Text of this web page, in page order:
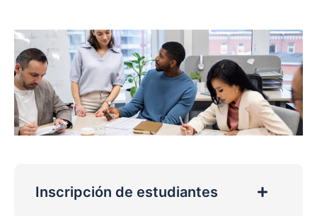
Inscripción de estudiantes